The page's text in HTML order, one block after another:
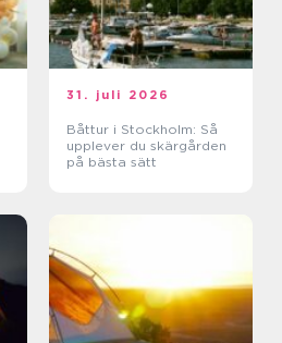
31. juli 2026
Båttur i Stockholm: Så
upplever du skärgården
på bästa sätt